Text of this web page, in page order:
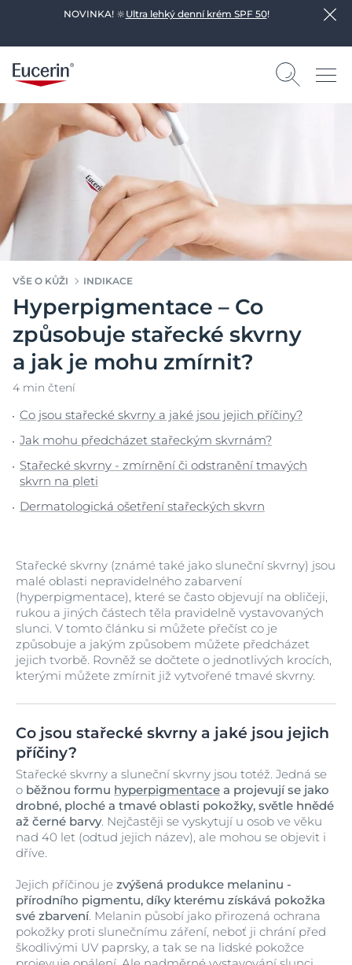
NOVINKA! 🔆 Ultra lehký denní krém SPF 50!
VŠE O KŮŽI INDIKACE
Hyperpigmentace – Co
způsobuje stařecké skvrny
a jak je mohu zmírnit?
4 min čtení
Co jsou stařecké skvrny a jaké jsou jejich příčiny?
Jak mohu předcházet stařeckým skvrnám?
Stařecké skvrny - zmírnění či odstranění tmavých
skvrn na pleti
Dermatologická ošetření stařeckých skvrn
Stařecké skvrny (známé také jako sluneční skvrny) jsou
malé oblasti nepravidelného zabarvení
(hyperpigmentace), které se často objevují na obličeji,
rukou a jiných částech těla pravidelně vystavovaných
slunci. V tomto článku si můžete přečíst co je
způsobuje a jakým způsobem můžete předcházet
jejich tvorbě. Rovněž se dočtete o jednotlivých krocích,
kterými můžete zmírnit již vytvořené tmavé skvrny.
Co jsou stařecké skvrny a jaké jsou jejich
příčiny?
Stařecké skvrny a sluneční skvrny jsou totéž. Jedná se
o běžnou formu hyperpigmentace a projevují se jako
drobné, ploché a tmavé oblasti pokožky, světle hnědé
až černé barvy. Nejčastěji se vyskytují u osob ve věku
nad 40 let (odtud jejich název), ale mohou se objevit i
dříve.
Jejich příčinou je zvýšená produkce melaninu -
přírodního pigmentu, díky kterému získává pokožka
své zbarvení. Melanin působí jako přirozená ochrana
pokožky proti slunečnímu záření, neboť ji chrání před
škodlivými UV paprsky, a tak se na lidské pokožce